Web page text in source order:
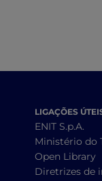
LIGAÇÕES
ENIT S.p.A.
Ministério do
Open Library
Diretrizes de